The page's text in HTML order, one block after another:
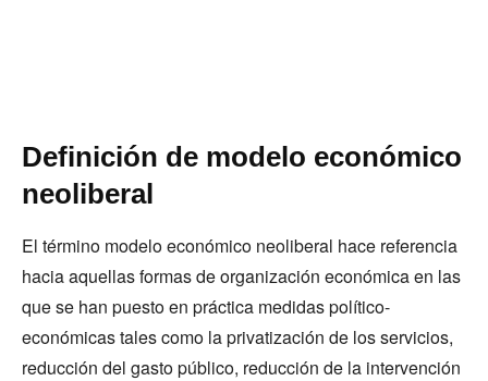
Definición de modelo económico
neoliberal
El término modelo económico neoliberal hace referencia
hacia aquellas formas de organización económica en las
que se han puesto en práctica medidas político-
económicas tales como la privatización de los servicios,
reducción del gasto público, reducción de la intervención